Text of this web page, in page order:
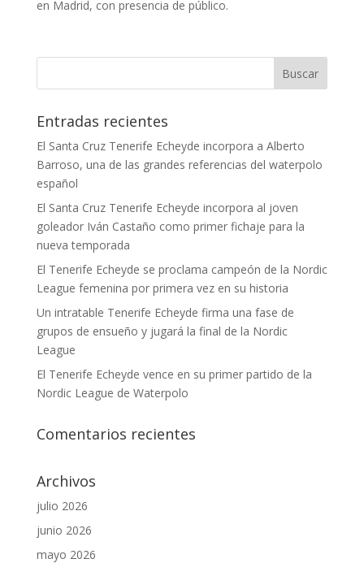
en Madrid, con presencia de público.
Entradas recientes
El Santa Cruz Tenerife Echeyde incorpora a Alberto
Barroso, una de las grandes referencias del waterpolo
español
El Santa Cruz Tenerife Echeyde incorpora al joven
goleador Iván Castaño como primer fichaje para la
nueva temporada
El Tenerife Echeyde se proclama campeón de la Nordic
League femenina por primera vez en su historia
Un intratable Tenerife Echeyde firma una fase de
grupos de ensueño y jugará la final de la Nordic
League
El Tenerife Echeyde vence en su primer partido de la
Nordic League de Waterpolo
Comentarios recientes
Archivos
julio 2026
junio 2026
mayo 2026